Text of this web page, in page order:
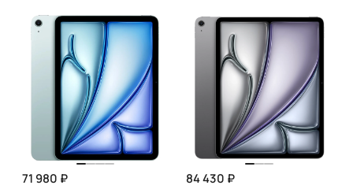
71 980 ₽
84 430 ₽